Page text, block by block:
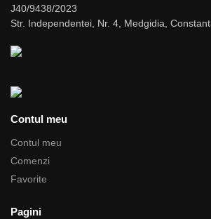
J40/9438/2023
Str. Independentei, Nr. 4, Medgidia,
Contul meu
Contul meu
Comenzi
Favorite
Pagini